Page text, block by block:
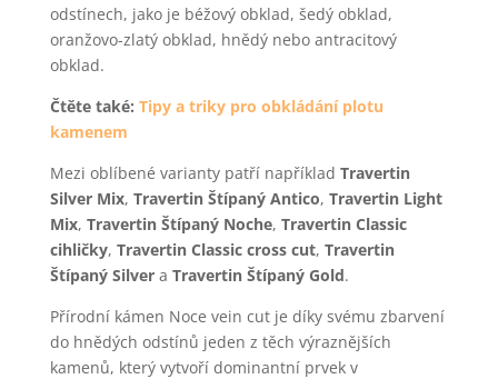
odstínech, jako je béžový obklad, šedý obklad,
oranžovo-zlatý obklad, hnědý nebo antracitový
obklad.
Čtěte také: Tipy a triky pro obkládání plotu
kamenem
Mezi oblíbené varianty patří například Travertin
Silver Mix, Travertin Štípaný Antico, Travertin Light
Mix, Travertin Štípaný Noche, Travertin Classic
cihličky, Travertin Classic cross cut, Travertin
Štípaný Silvera Travertin Štípaný Gold.
Přírodní kámen Noce vein cut je díky svému zbarvení
do hnědých odstínů jeden z těch výraznějších
kamenů, který vytvoří dominantní prvek v